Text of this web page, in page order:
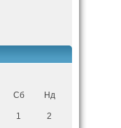
Сб Нд
1 2